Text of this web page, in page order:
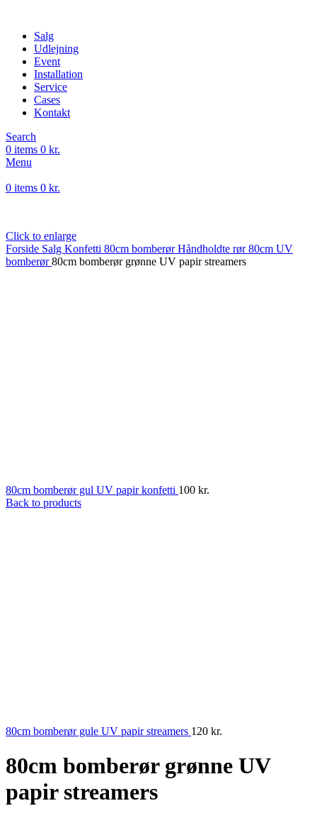
Salg
Udlejning
Event
Installation
Service
Cases
Kontakt
Search
0 items 0 kr.
Menu
0 items 0 kr.
Click to enlarge
Forside Salg Konfetti 80cm bomberørHåndholdte rør80cm UV
bomberør80cm bomberør grønne UV papir streamers
80cm bomberør gul UV papir konfetti 100 kr.
Back to products
80cm bomberør gule UV papir streamers 120 kr.
80cm bomberør grønne UV
papir streamers